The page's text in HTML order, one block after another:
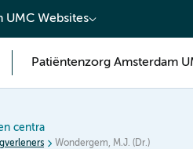
UMC Websites
Patiëntenzorg Amsterdam
centra
Wondergem, M.J. (Dr.)